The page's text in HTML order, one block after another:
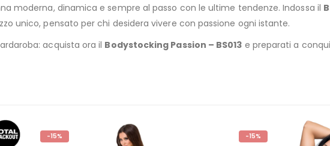
moderna, dinamica e sempre al passo con le ultime tendenze. Indossa il
unico, pensato per chi desidera vivere con passione ogni istante.
acquista ora il Bodystocking Passion – BS013 e preparati a
-15%